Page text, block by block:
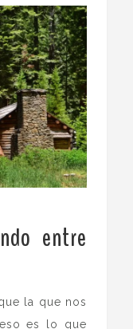
entre
la que nos
es lo que